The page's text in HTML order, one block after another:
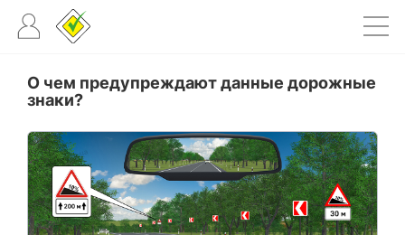
О чем предупреждают данные дорожные
знаки?